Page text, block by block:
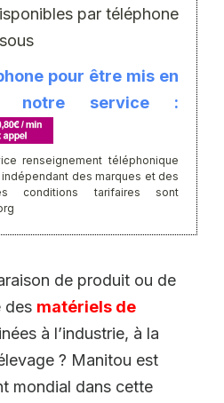
par téléphone
pour être mis en
notre service :
renseignement téléphonique
indépendant des marques et des
conditions tarifaires sont
de produit ou de
des matériels de
à l’industrie, à la
? Manitou est
mondial dans cette